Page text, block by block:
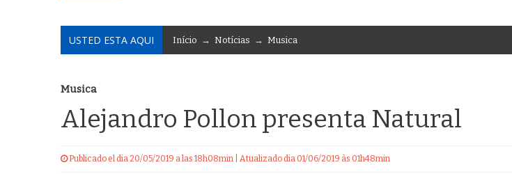
USTED ESTA AQUI Início → Notícias → Musica
Musica
Alejandro Pollon presenta Natural
Publicado el dia 20/05/2019 a las 18h08min | Atualizado dia 01/06/2019 às 01h48min